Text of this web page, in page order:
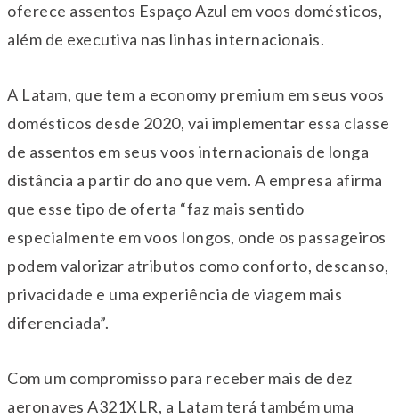
oferece assentos Espaço Azul em voos domésticos,
além de executiva nas linhas internacionais.
A Latam, que tem a economy premium em seus voos
domésticos desde 2020, vai implementar essa classe
de assentos em seus voos internacionais de longa
distância a partir do ano que vem. A empresa afirma
que esse tipo de oferta “faz mais sentido
especialmente em voos longos, onde os passageiros
podem valorizar atributos como conforto, descanso,
privacidade e uma experiência de viagem mais
diferenciada”.
Com um compromisso para receber mais de dez
aeronaves A321XLR, a Latam terá também uma